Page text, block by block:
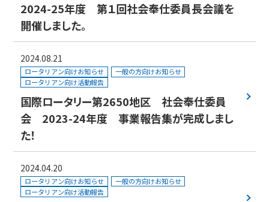
2024-25年度 第１回社会奉仕委員長会議を
開催しました。
2024.08.21
ロータリアン向けお知らせ
一般の方向けお知らせ
ロータリアン向け活動報告
国際ロータリー第2650地区 社会奉仕委員
会 2023-24年度 事業報告集が完成しまし
た！
2024.04.20
ロータリアン向けお知らせ
一般の方向けお知らせ
ロータリアン向け活動報告